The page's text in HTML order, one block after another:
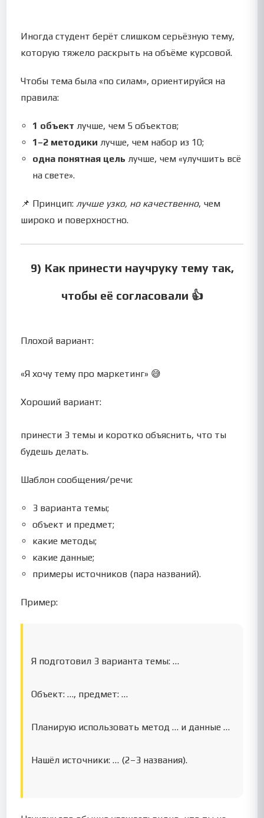
Иногда студент берёт слишком серьёзную тему,
которую тяжело раскрыть на объёме курсовой.
Чтобы тема была «по силам», ориентируйся на
правила:
1 объект лучше, чем 5 объектов;
1–2 методики лучше, чем набор из 10;
одна понятная цель лучше, чем «улучшить всё
на свете».
📌 Принцип:лучше узко, но качественно, чем
широко и поверхностно.
9) Как принести научруку тему так,
чтобы её согласовали 👍
Плохой вариант:
«Я хочу тему про маркетинг» 😅
Хороший вариант:
принести 3 темы и коротко объяснить, что ты
будешь делать.
Шаблон сообщения/речи:
3 варианта темы;
объект и предмет;
какие методы;
какие данные;
примеры источников (пара названий).
Пример:
Я подготовил 3 варианта темы: …
Объект: …, предмет: …
Планирую использовать метод … и данные …
Нашёл источники: … (2–3 названия).